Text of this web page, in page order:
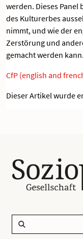
werden. Dieses Panel
des Kulturerbes
nimmt, und wie der
Zerstörung und
gemacht werden kann.
CfP (english and
Dieser Artikel wurde